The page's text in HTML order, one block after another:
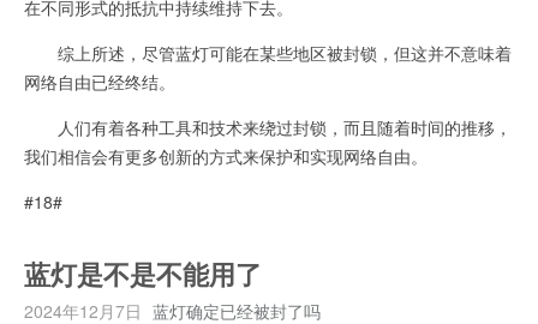
在不同形式的抵抗中持续维持下去。
综上所述，尽管蓝灯可能在某些地区被封锁，但这并不意味着
网络自由已经终结。
人们有着各种工具和技术来绕过封锁，而且随着时间的推移，
我们相信会有更多创新的方式来保护和实现网络自由。
#18#
蓝灯是不是不能用了
2024年12月7日 蓝灯确定已经被封了吗